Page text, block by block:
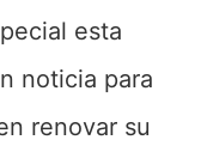
esta
noticia para
renovar su